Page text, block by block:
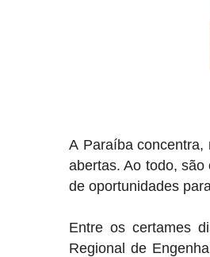
A Paraíbaconcentra,
abertas. Ao todo,
de oportunidades
Entre os certames
Regional de